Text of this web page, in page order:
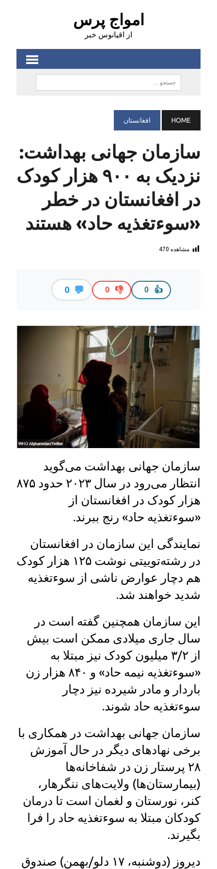
امواج پرس
از اقیانوس خبر
HOME افغانستان
سازمان جهانی بهداشت:
نزدیک به ۹۰۰ هزار کودک
در افغانستان در خطر
«سوءتغذیه حاد» هستند
مشاهده 470
👍
0
👎
0
💬
0
سازمان جهانی بهداشت می‌گوید
انتظار می‌رود در سال ۲۰۲۳ حدود ۸۷۵
هزار کودک در افغانستان از
«سوءتغذیه حاد» رنج ببرند.
نمایندگی این سازمان در افغانستان
در رشته‌توییتی نوشت ۱۲۵ هزار کودک
هم دچار عوارض ناشی از سوءتغذیه
شدید خواهند شد.
این سازمان همچنین گفته است در
سال جاری میلادی ممکن است بیش
از ۳/۲ میلیون کودک نیز مبتلا به
«سوءتغذیه نیمه حاد» و ۸۴۰ هزار زن
باردار و مادر شیرده نیز دچار
سوءتغذیه حاد شوند.
سازمان جهانی بهداشت در همکاری با
برخی نهادهای دیگر در حال آموزش
۲۸ پرستار زن در شفاخانه‌ها
(بیمارستان‌ها) ولایت‌های ننگرهار،
کنر، نورستان و لغمان است تا درمان
کودکان مبتلا به سوءتغذیه حاد را فرا
بگیرند.
دیروز (دوشنبه، ۱۷ دلو/بهمن) صندوق